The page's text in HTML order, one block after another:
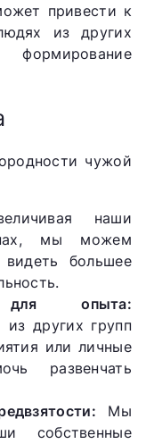
привести к
из других
формирование
чужой
наши
мы можем
большее
опыта:
других групп
или личные
развенчать
Мы
собственные